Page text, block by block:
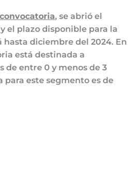
, se abrió el
el plazo disponible para la
diciembre del 2024. En
está destinada a
de entre 0 y menos de 3
para este segmento es de